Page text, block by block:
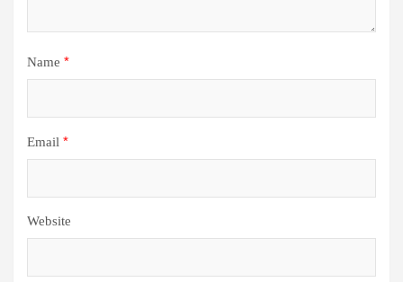
Name *
Email *
Website